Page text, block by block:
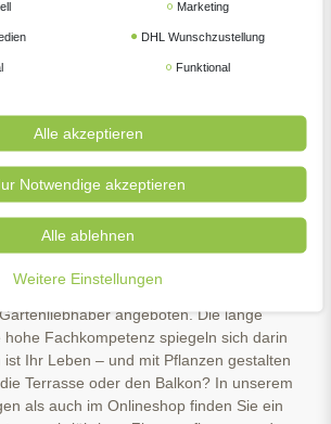
bei Hannover als Standbein haben. Bei
nur Beratung, sondern auch
Wir haben für Sie die Preise stets im Blick
In den Bereichen Weber Grill, Teich,
Erden u. v. m. bieten wir ein breit
an Zubehör und Produkten an. Finden
Kategorie qualitativ hochwertigen und
für Ihren Hund, Katze oder sonstige
meingartencenter24.de wird ein riesiges
angeboten. Die lange
hohe Fachkompetenz spiegeln sich darin
Ihr Leben – und mit Pflanzen gestalten
Terrasse oder den Balkon? In unserem
als auch im Onlineshop finden Sie ein
Marketing
DHL Wunschzustellung
Funktional
Alle akzeptieren
Notwendige akzeptieren
Alle ablehnen
Weitere Einstellungen